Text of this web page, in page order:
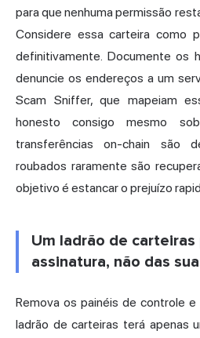
para que nenhuma permissão
Considere essa carteira como
definitivamente. Documente os
denuncie os endereços a um
Scam Sniffer, que mapeiam
honesto consigo mesmo
transferências on-chain são
roubados raramente são
objetivo é estancar o prejuízo
Um ladrão de carteiras
assinatura, não das
Remova os painéis de controle
ladrão de carteiras terá apenas